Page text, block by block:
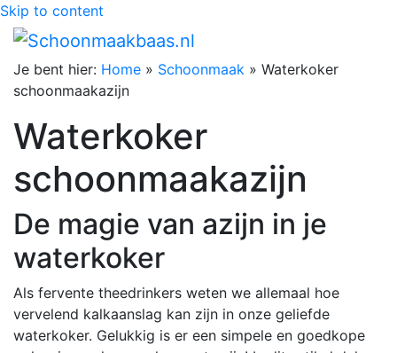
Skip to content
Je bent hier: Home » Schoonmaak » Waterkoker
schoonmaakazijn
Waterkoker
schoonmaakazijn
De magie van azijn in je
waterkoker
Als fervente theedrinkers weten we allemaal hoe
vervelend kalkaanslag kan zijn in onze geliefde
waterkoker. Gelukkig is er een simpele en goedkope